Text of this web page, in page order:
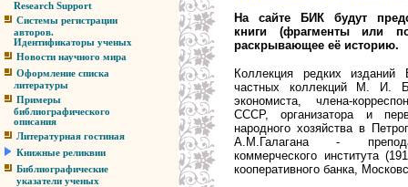
Research Support
Системы регистрации
авторов.
Идентификаторы ученых
Новости научного мира
Оформление списка
литературы
Примеры
библиографического
описания
Литературная гостиная
Книжные реликвии
Библиографические
указатели ученых
На сайте БИК будут
книги (фрагменты или
раскрывающее её историю.
Коллекция редких
частных коллекций М. И.
экономиста, члена-
СССР, организатора и
народного хозяйства в
А.М.Галагана -
коммерческого института
кооперативного банка,